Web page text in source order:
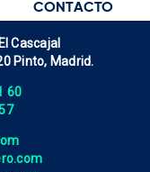
CONTACTO
Cascajal
Pinto, Madrid.
60